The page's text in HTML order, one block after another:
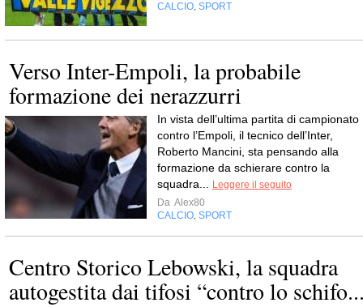
CALCIO SPORT
Verso Inter-Empoli, la probabile
formazione dei nerazzurri
In vista dell’ultima partita di campionato
contro l’Empoli, il tecnico dell’Inter,
Roberto Mancini, sta pensando alla
formazione da schierare contro la
squadra...
Leggere il seguito
Da Alex80
CALCIO SPORT
Centro Storico Lebowski, la squadra
autogestita dai tifosi “contro lo